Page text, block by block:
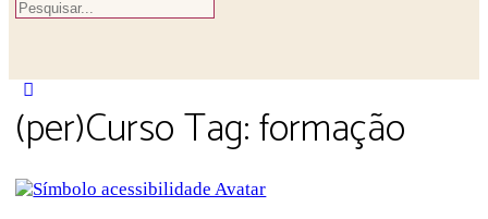
(per)Curso Tag:formação